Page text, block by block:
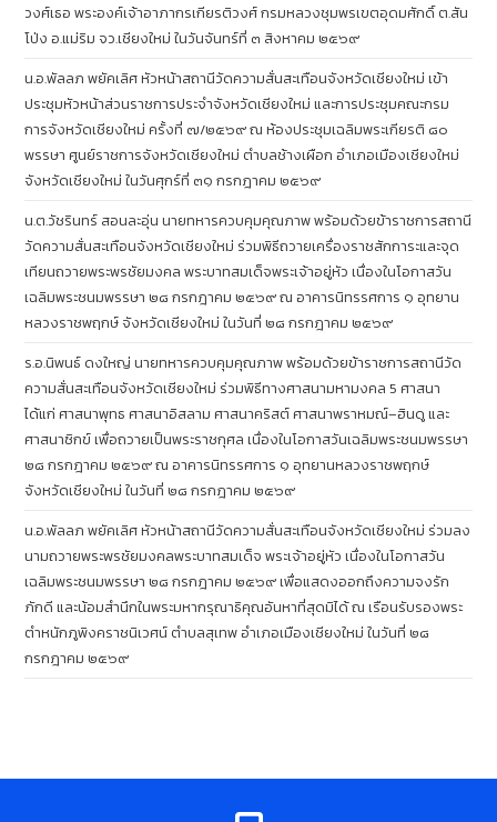
วงศ์เธอ พระองค์เจ้าอาภากรเกียรติวงศ์ กรมหลวงชุมพรเขตอุดมศักดิ์ ต.สัน
โป่ง อ.แม่ริม จว.เชียงใหม่ ในวันจันทร์ที่ ๓ สิงหาคม ๒๕๖๙
น.อ.พัลลภ พยัคเลิศ หัวหน้าสถานีวัดความสั่นสะเทือนจังหวัดเชียงใหม่ เข้า
ประชุมหัวหน้าส่วนราชการประจำจังหวัดเชียงใหม่ และการประชุมคณะกรม
การจังหวัดเชียงใหม่ ครั้งที่ ๗/๒๕๖๙ ณ ห้องประชุมเฉลิมพระเกียรติ ๘๐
พรรษา ศูนย์ราชการจังหวัดเชียงใหม่ ตำบลช้างเผือก อำเภอเมืองเชียงใหม่
จังหวัดเชียงใหม่ ในวันศุกร์ที่ ๓๑ กรกฎาคม ๒๕๖๙
น.ต.วัชรินทร์ สอนละอุ่น นายทหารควบคุมคุณภาพ พร้อมด้วยข้าราชการสถานี
วัดความสั่นสะเทือนจังหวัดเชียงใหม่ ร่วมพิธีถวายเครื่องราชสักการะและจุด
เทียนถวายพระพรชัยมงคล พระบาทสมเด็จพระเจ้าอยู่หัว เนื่องในโอกาสวัน
เฉลิมพระชนมพรรษา ๒๘ กรกฎาคม ๒๕๖๙ ณ อาคารนิทรรศการ ๑ อุทยาน
หลวงราชพฤกษ์ จังหวัดเชียงใหม่ ในวันที่ ๒๘ กรกฎาคม ๒๕๖๙
ร.อ.นิพนธ์ ดงใหญ่ นายทหารควบคุมคุณภาพ พร้อมด้วยข้าราชการสถานีวัด
ความสั่นสะเทือนจังหวัดเชียงใหม่ ร่วมพิธีทางศาสนามหามงคล 5 ศาสนา
ได้แก่ ศาสนาพุทธ ศาสนาอิสลาม ศาสนาคริสต์ ศาสนาพราหมณ์–ฮินดู และ
ศาสนาซิกข์ เพื่อถวายเป็นพระราชกุศล เนื่องในโอกาสวันเฉลิมพระชนมพรรษา
๒๘ กรกฎาคม ๒๕๖๙ ณ อาคารนิทรรศการ ๑ อุทยานหลวงราชพฤกษ์
จังหวัดเชียงใหม่ ในวันที่ ๒๘ กรกฎาคม ๒๕๖๙
น.อ.พัลลภ พยัคเลิศ หัวหน้าสถานีวัดความสั่นสะเทือนจังหวัดเชียงใหม่ ร่วมลง
นามถวายพระพรชัยมงคลพระบาทสมเด็จ พระเจ้าอยู่หัว เนื่องในโอกาสวัน
เฉลิมพระชนมพรรษา ๒๘ กรกฎาคม ๒๕๖๙ เพื่อแสดงออกถึงความจงรัก
ภักดี และน้อมสำนึกในพระมหากรุณาธิคุณอันหาที่สุดมิได้ ณ เรือนรับรองพระ
ตำหนักภูพิงคราชนิเวศน์ ตำบลสุเทพ อำเภอเมืองเชียงใหม่ ในวันที่ ๒๘
กรกฎาคม ๒๕๖๙